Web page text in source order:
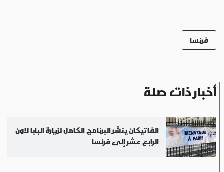
فرنسا
أخبار ذات صلة
الفاتيكان ينشر البرنامج الكامل لزيارة البابا لاون
الرابع عشر إلى فرنسا